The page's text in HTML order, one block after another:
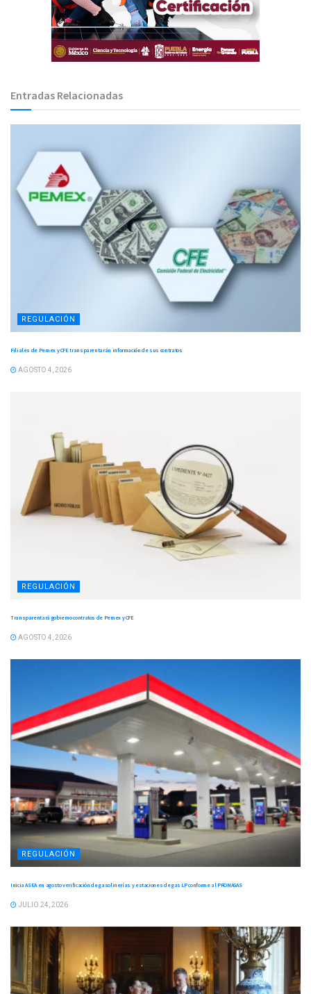
Entradas Relacionadas
REGULACIÓN
Filiales de Pemex y CFE transparentarán información de sus contratos
AGOSTO 4, 2026
REGULACIÓN
Transparentará gobierno contratos de Pemex y CFE
AGOSTO 4, 2026
REGULACIÓN
Inicia ASEA en agosto verificación de gasolinerías y estaciones de gas LP conforme al PRONAGAS
JULIO 24, 2026